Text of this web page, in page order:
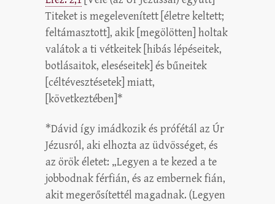
Titeket is megelevenített [életre keltett;
feltámasztott], akik [megölötten] holtak
valátok a ti vétkeitek [hibás lépéseitek,
botlásaitok, eleséseitek] és bűneitek
[céltévesztésetek] miatt,
[következtében]*
*Dávid így imádkozik és prófétál az Úr
Jézusról, aki elhozta az üdvösséget, és
az örök életet: „Legyen a te kezed a te
jobbodnak férfián, és az embernek fián,
akit megerősítettél magadnak. (Legyen